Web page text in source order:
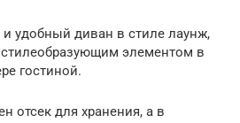
удобный диван в стиле лаунж,
элементом в
гостиной.
отсек для хранения, а в